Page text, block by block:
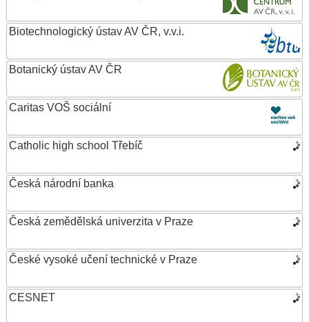
Biotechnologický ústav AV ČR, v.v.i.
Botanický ústav AV ČR
Caritas VOŠ sociální
Catholic high school Třebíč
Česká národní banka
Česká zemědělská univerzita v Praze
České vysoké učení technické v Praze
CESNET